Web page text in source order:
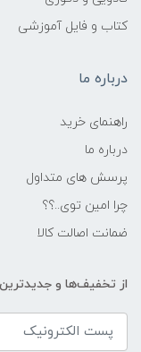
کتاب و فایل آموزشی
درباره ما
راهنمای خرید
درباره ما
پرسش های متداول
چرا امین توی..؟؟
ضمانت اصالت کالا
از تخفیف‌ها و